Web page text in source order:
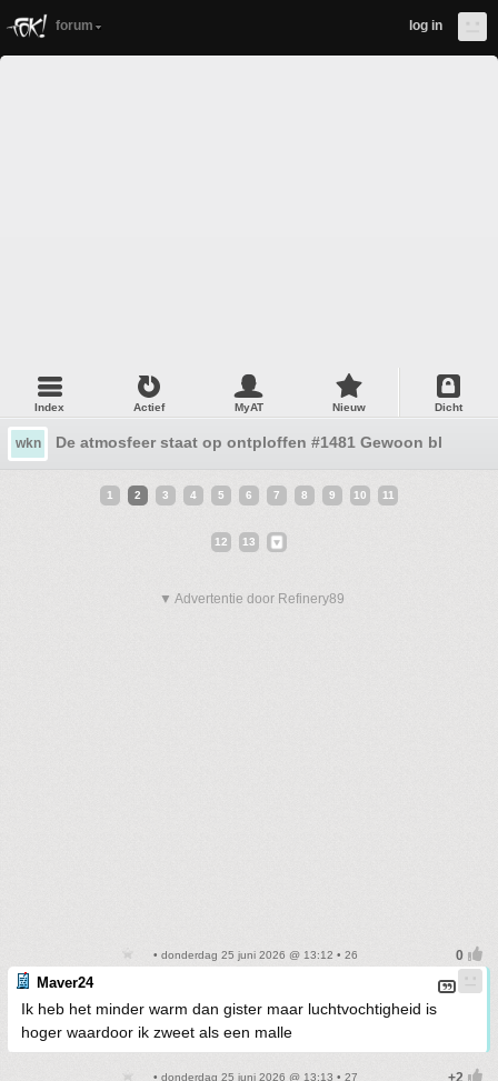
forum log in
Index Actief MyAT Nieuw Dicht
wkn De atmosfeer staat op ontploffen #1481 Gewoon blijven
1 2 3 4 5 6 7 8 9 10 11
12 13
▼ Advertentie door Refinery89
• donderdag 25 juni 2026 @ 13:12 • 26
Maver24
Ik heb het minder warm dan gister maar luchtvochtigheid is
hoger waardoor ik zweet als een malle
• donderdag 25 juni 2026 @ 13:13 • 27